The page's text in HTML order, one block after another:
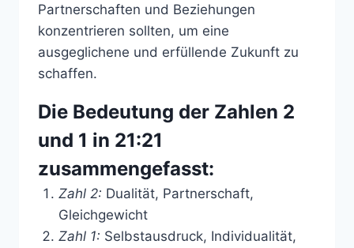
Partnerschaften und Beziehungen
konzentrieren sollten, um eine
ausgeglichene und erfüllende Zukunft zu
schaffen.
Die Bedeutung der Zahlen 2
und 1 in 21:21
zusammengefasst:
Zahl 2: Dualität, Partnerschaft,
Gleichgewicht
Zahl 1: Selbstausdruck, Individualität,